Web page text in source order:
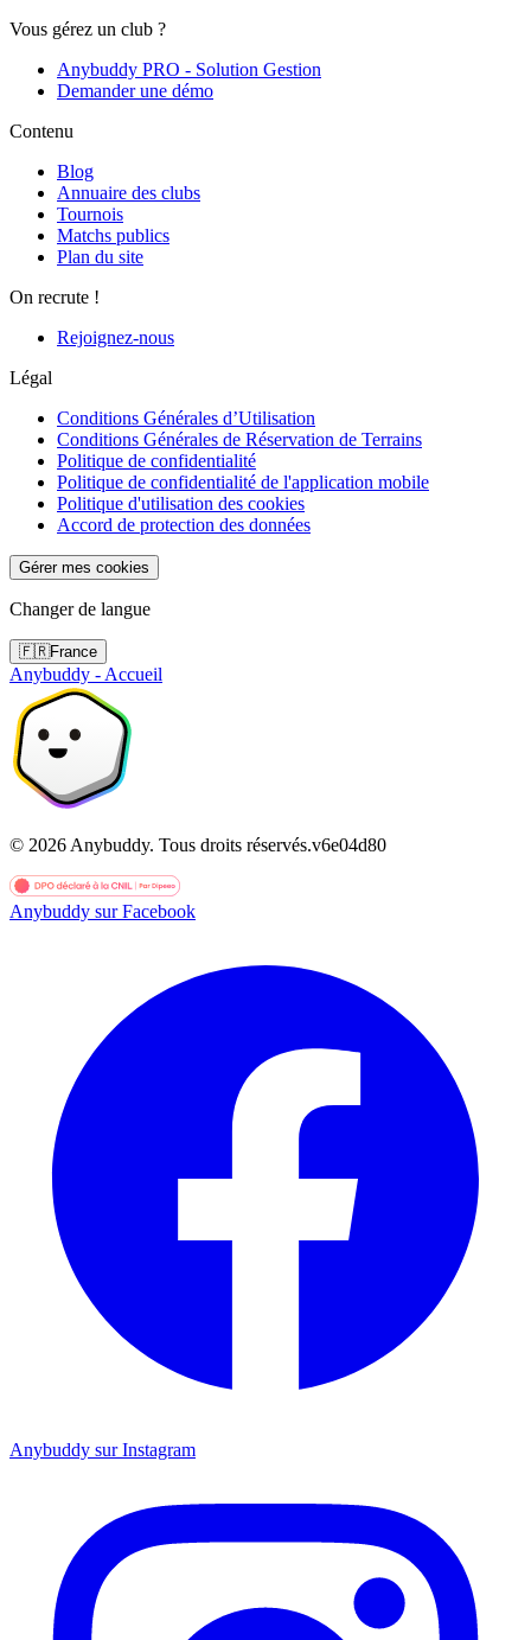
Vous gérez un club ?
Anybuddy PRO - Solution Gestion
Demander une démo
Contenu
Blog
Annuaire des clubs
Tournois
Matchs publics
Plan du site
On recrute !
Rejoignez-nous
Légal
Conditions Générales d’Utilisation
Conditions Générales de Réservation de Terrains
Politique de confidentialité
Politique de confidentialité de l'application mobile
Politique d'utilisation des cookies
Accord de protection des données
Gérer mes cookies
Changer de langue
🇫🇷France
Anybuddy - Accueil
© 2026 Anybuddy. Tous droits réservés.v6e04d80
Anybuddy sur Facebook
Anybuddy sur Instagram